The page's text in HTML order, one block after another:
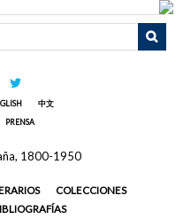
中文
PRENSA
COLECCIONES